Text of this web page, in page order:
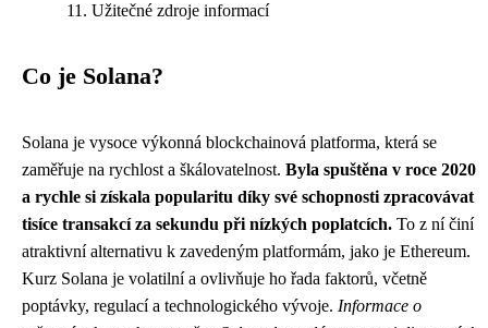
Užitečné zdroje informací
Co je Solana?
Solana je vysoce výkonná blockchainová platforma, která se
zaměřuje na rychlost a škálovatelnost. Byla spuštěna v roce 2020
a rychle si získala popularitu díky své schopnosti zpracovávat
tisíce transakcí za sekundu při nízkých poplatcích. To z ní činí
atraktivní alternativu k zavedeným platformám, jako je Ethereum.
Kurz Solana je volatilní a ovlivňuje ho řada faktorů, včetně
poptávky, regulací a technologického vývoje. Informace o